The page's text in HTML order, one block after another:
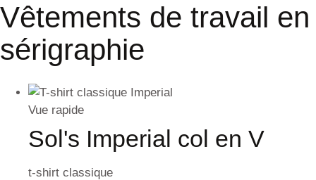
Vêtements de travail en
sérigraphie
Vue rapide
Sol's Imperial col en V
t-shirt classique